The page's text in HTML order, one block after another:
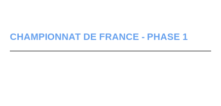
CHAMPIONNAT DE FRANCE - PHASE 1